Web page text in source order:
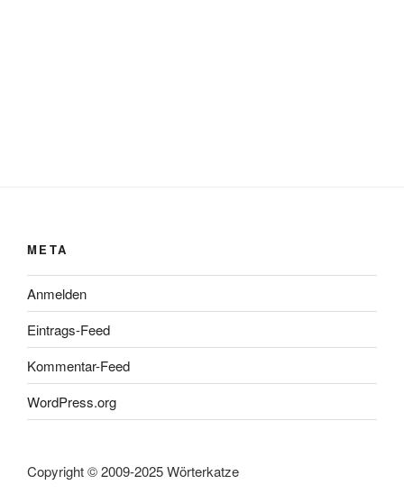
META
Anmelden
Eintrags-Feed
Kommentar-Feed
WordPress.org
Copyright © 2009-2025 Wörterkatze